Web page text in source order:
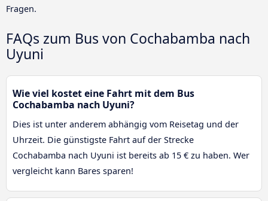
Fragen.
FAQs zum Bus von Cochabamba nach
Uyuni
Wie viel kostet eine Fahrt mit dem Bus
Cochabamba nach Uyuni?
Dies ist unter anderem abhängig vom Reisetag und der
Uhrzeit. Die günstigste Fahrt auf der Strecke
Cochabamba nach Uyuni ist bereits ab 15 € zu haben. Wer
vergleicht kann Bares sparen!